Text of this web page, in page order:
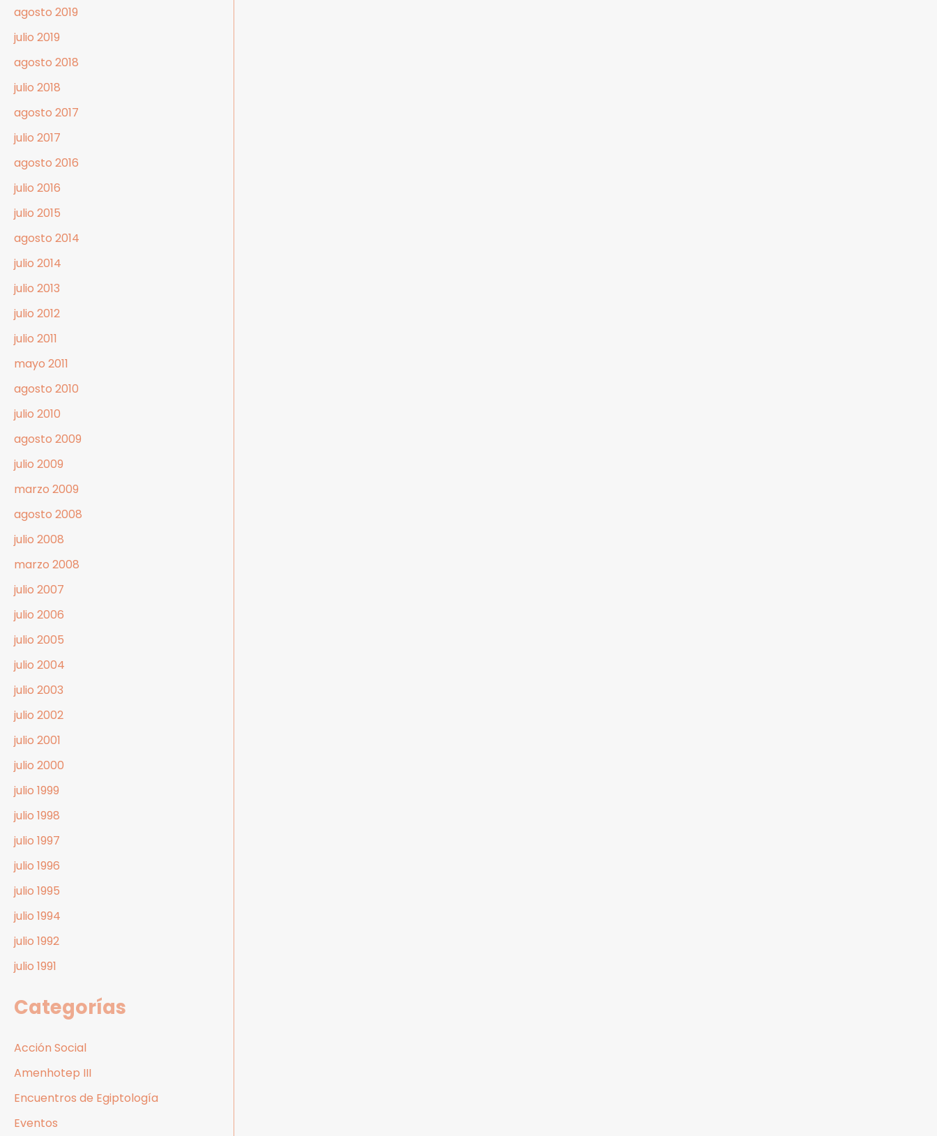
agosto 2019
julio 2019
agosto 2018
julio 2018
agosto 2017
julio 2017
agosto 2016
julio 2016
julio 2015
agosto 2014
julio 2014
julio 2013
julio 2012
julio 2011
mayo 2011
agosto 2010
julio 2010
agosto 2009
julio 2009
marzo 2009
agosto 2008
julio 2008
marzo 2008
julio 2007
julio 2006
julio 2005
julio 2004
julio 2003
julio 2002
julio 2001
julio 2000
julio 1999
julio 1998
julio 1997
julio 1996
julio 1995
julio 1994
julio 1992
julio 1991
Categorías
Acción Social
Amenhotep III
Encuentros de Egiptología
Eventos